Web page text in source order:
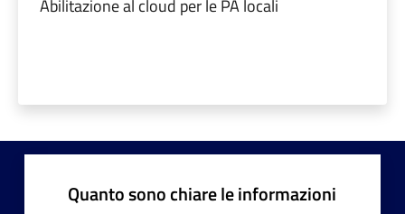
Abilitazione al cloud per le PA locali
Quanto sono chiare le informazioni